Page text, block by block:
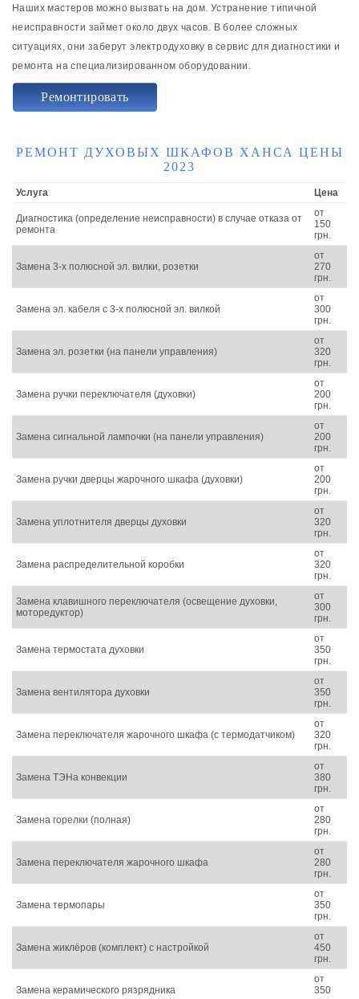
Наших мастеров можно вызвать на дом. Устранение типичной
неисправности займет около двух часов. В более сложных
ситуациях, они заберут электродуховку в сервис для диагностики и
ремонта на специализированном оборудовании.
Ремонтировать
РЕМОНТ ДУХОВЫХ ШКАФОВ ХАНСА ЦЕНЫ
2023
Услуга Цена
Диагностика (определение неисправности) в случае отказа от
ремонта
от
150
грн.
Замена 3-х полюсной эл. вилки, розетки
от
270
грн.
Замена эл. кабеля с 3-х полюсной эл. вилкой
от
300
грн.
Замена эл. розетки (на панели управления)
от
320
грн.
Замена ручки переключателя (духовки)
от
200
грн.
Замена сигнальной лампочки (на панели управления)
от
200
грн.
Замена ручки дверцы жарочного шкафа (духовки)
от
200
грн.
Замена уплотнителя дверцы духовки
от
320
грн.
Замена распределительной коробки
от
320
грн.
Замена клавишного переключателя (освещение духовки,
моторедуктор)
от
300
грн.
Замена термостата духовки
от
350
грн.
Замена вентилятора духовки
от
350
грн.
Замена переключателя жарочного шкафа (с термодатчиком)
от
320
грн.
Замена ТЭНа конвекции
от
380
грн.
Замена горелки (полная)
от
280
грн.
Замена переключателя жарочного шкафа
от
280
грн.
Замена термопары
от
350
грн.
Замена жиклёров (комплект) с настройкой
от
450
грн.
Замена керамического рязрядника
от
350